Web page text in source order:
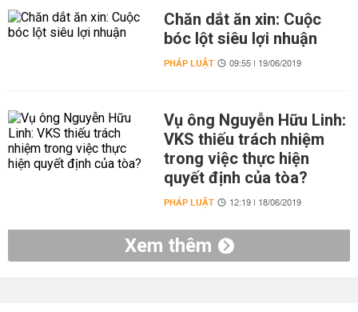
Chăn dắt ăn xin: Cuộc
bóc lột siêu lợi nhuận
PHÁP LUẬT 09:55 | 19/06/2019
Vụ ông Nguyễn Hữu Linh:
VKS thiếu trách nhiệm
trong việc thực hiện
quyết định của tòa?
PHÁP LUẬT 12:19 | 18/06/2019
Xem thêm